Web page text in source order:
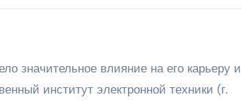
значительное влияние на его карьеру и
институт электронной техники (г.